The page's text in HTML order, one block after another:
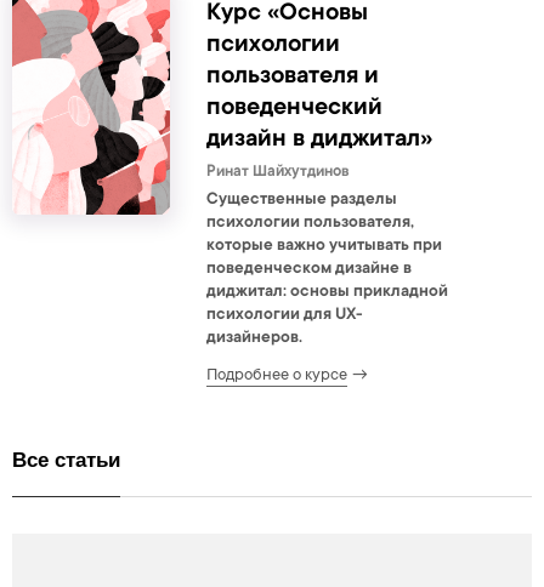
Курс «Основы
психологии
пользователя и
поведенческий
дизайн в диджитал»
Ринат Шайхутдинов
Существенные разделы
психологии пользователя,
которые важно учитывать при
поведенческом дизайне в
диджитал: основы прикладной
психологии для UX-
дизайнеров.
Подробнее о курсе
Все статьи